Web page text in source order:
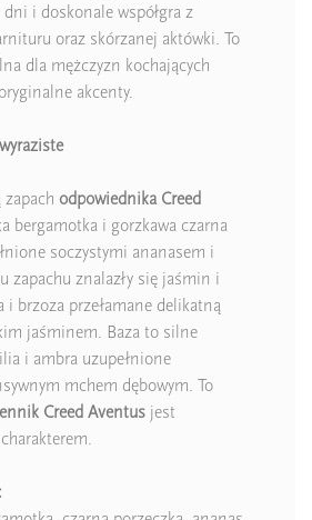
dni i doskonale współgra z
oraz skórzanej aktówki. To
dla mężczyzn kochających
akcenty.
odpowiednika Creed
bergamotka i gorzkawa czarna
soczystymi ananasem i
zapachu znalazły się jaśmin i
i brzoza przełamane delikatną
jaśminem. Baza to silne
i ambra uzupełnione
mchem dębowym. To
Creed Aventus jest